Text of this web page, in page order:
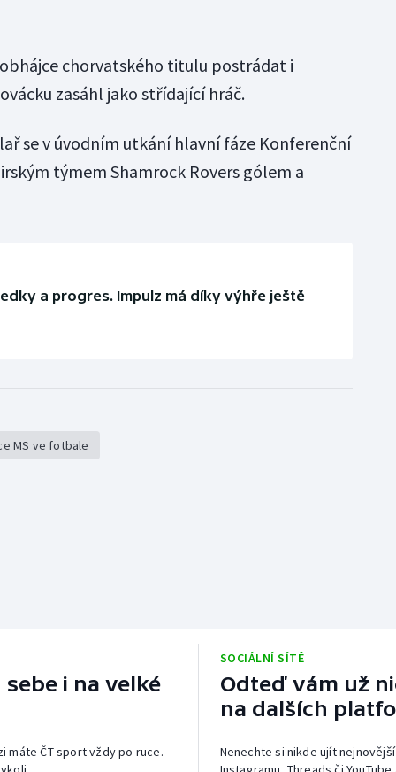
chorvatského titulu postrádat i
zasáhl jako střídající hráč.
se v úvodním utkání hlavní fáze Konferenční
týmem Shamrock Rovers gólem a
a progres. Impulz má díky výhře ještě
MS ve fotbale
i na velké
máte ČT sport vždy po ruce.
SOCIÁLNÍ SÍTĚ
Odteď vám už
na dalších
Nenechte si nikde ujít